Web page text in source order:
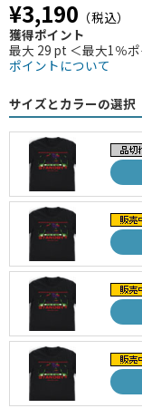
¥3,190 （税込）
獲得ポイント
最大 29 pt ＜最大1％
ポイントについて
サイズとカラーの選択